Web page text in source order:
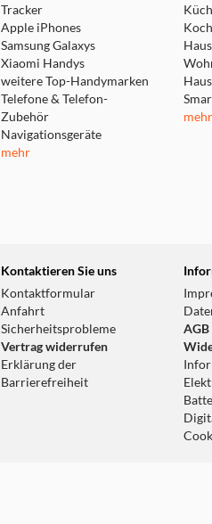
Tracker
Apple iPhones
Samsung Galaxys
Xiaomi Handys
weitere Top-Handymarken
Telefone & Telefon-
Zubehör
Navigationsgeräte
mehr
mehr
Kontaktieren Sie uns
Kontaktformular
Anfahrt
Sicherheitsprobleme
Vertrag widerrufen
Erklärung der
Barrierefreiheit